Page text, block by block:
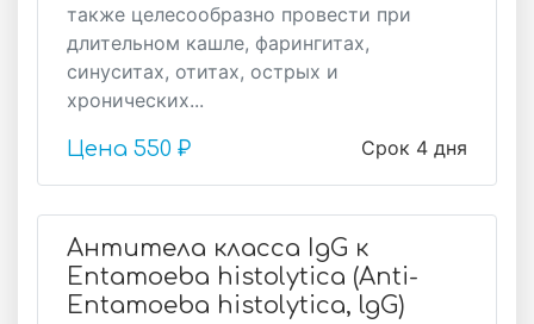
также целесообразно провести при
длительном кашле, фарингитах,
синуситах, отитах, острых и
хронических...
Срок 4 дня
Цена 550 ₽
Антитела класса IgG к
Entamoeba histolytica (Anti-
Entamoeba histolytica, lgG)